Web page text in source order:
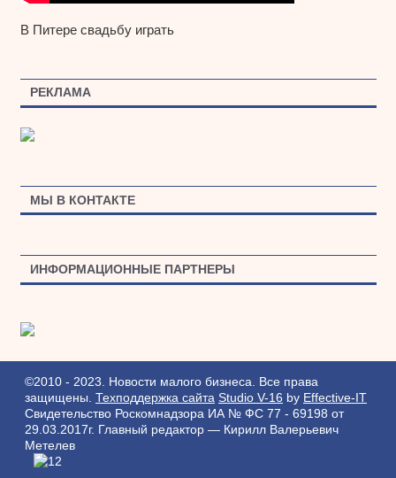
В Питере свадьбу играть
РЕКЛАМА
МЫ В КОНТАКТЕ
ИНФОРМАЦИОННЫЕ ПАРТНЕРЫ
©2010 - 2023. Новости малого бизнеса. Все права
защищены. Техподдержка сайта Studio V-16 by Effective-IT
Свидетельство Роскомнадзора ИА № ФС 77 - 69198 от
29.03.2017г.